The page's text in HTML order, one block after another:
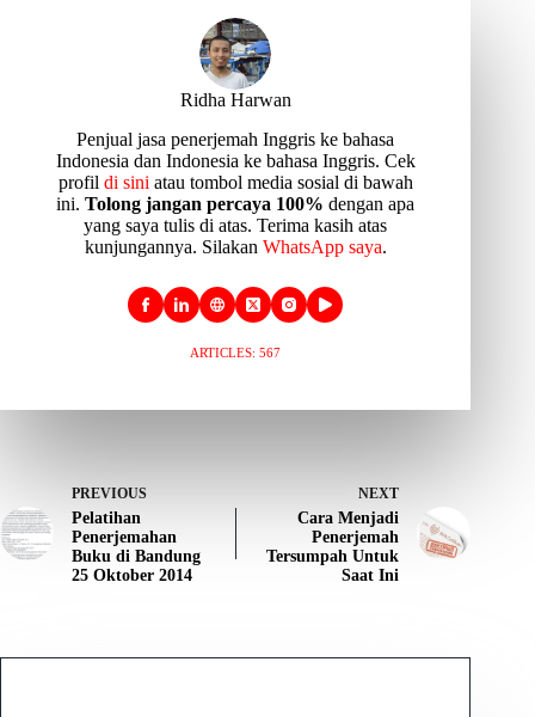
Ridha Harwan
Penjual jasa penerjemah Inggris ke bahasa
Indonesia dan Indonesia ke bahasa Inggris. Cek
profil di sini atau tombol media sosial di bawah
ini.Tolong jangan percaya 100% dengan apa
yang saya tulis di atas. Terima kasih atas
kunjungannya. Silakan WhatsApp saya.
ARTICLES: 567
PREVIOUS
Pelatihan
Penerjemahan
Buku di Bandung
25 Oktober 2014
NEXT
Cara Menjadi
Penerjemah
Tersumpah Untuk
Saat Ini